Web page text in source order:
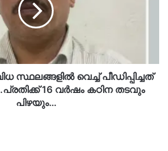
സ്ഥലങ്ങളില്‍ വെച്ച് പീഡിപ്പിച്ചത്
16 വര്‍ഷം കഠിന തടവും
പിഴയും…